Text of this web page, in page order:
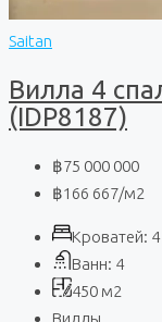
Saitan
Вилла 4
(IDP8187)
฿75 000 000
฿166 667/м2
Кроватей: 4
Ванн: 4
450 м2
Виллы